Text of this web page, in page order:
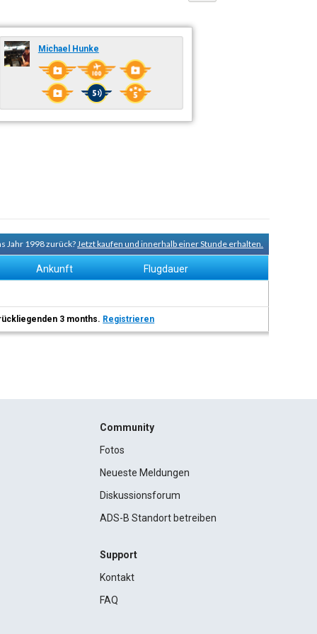
Michael Hunke
Jahr 1998 zurück?Jetzt kaufen und innerhalb einer Stunde erhalten.
Ankunft Flugdauer
3 months. Registrieren
Community
Fotos
Neueste Meldungen
Diskussionsforum
ADS-B Standort betreiben
Support
Kontakt
FAQ